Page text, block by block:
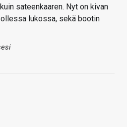
sateenkaaren. Nyt on kivan
lukossa, sekä bootin